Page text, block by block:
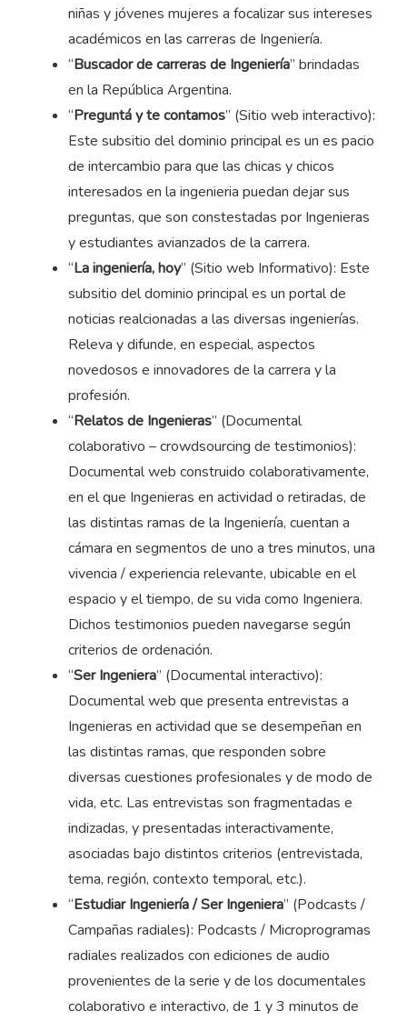
niñas y jóvenes mujeres a focalizar sus intereses
académicos en las carreras de Ingeniería.
“Buscador de carreras de Ingeniería” brindadas
en la República Argentina.
“Preguntá y te contamos” (Sitio web interactivo):
Este subsitio del dominio principal es un es pacio
de intercambio para que las chicas y chicos
interesados en la ingenieria puedan dejar sus
preguntas, que son constestadas por Ingenieras
y estudiantes avianzados de la carrera.
“La ingeniería, hoy” (Sitio web Informativo): Este
subsitio del dominio principal es un portal de
noticias realcionadas a las diversas ingenierías.
Releva y difunde, en especial, aspectos
novedosos e innovadores de la carrera y la
profesión.
“Relatos de Ingenieras” (Documental
colaborativo – crowdsourcing de testimonios):
Documental web construido colaborativamente,
en el que Ingenieras en actividad o retiradas, de
las distintas ramas de la Ingeniería, cuentan a
cámara en segmentos de uno a tres minutos, una
vivencia / experiencia relevante, ubicable en el
espacio y el tiempo, de su vida como Ingeniera.
Dichos testimonios pueden navegarse según
criterios de ordenación.
“Ser Ingeniera” (Documental interactivo):
Documental web que presenta entrevistas a
Ingenieras en actividad que se desempeñan en
las distintas ramas, que responden sobre
diversas cuestiones profesionales y de modo de
vida, etc. Las entrevistas son fragmentadas e
indizadas, y presentadas interactivamente,
asociadas bajo distintos criterios (entrevistada,
tema, región, contexto temporal, etc.).
“Estudiar Ingeniería / Ser Ingeniera” (Podcasts /
Campañas radiales): Podcasts / Microprogramas
radiales realizados con ediciones de audio
provenientes de la serie y de los documentales
colaborativo e interactivo, de 1 y 3 minutos de